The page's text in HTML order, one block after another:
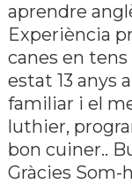
aprendre
Experiència
canes en
estat 13 anys
familiar i el
luthier,
bon cuiner..
Gràcies Som-